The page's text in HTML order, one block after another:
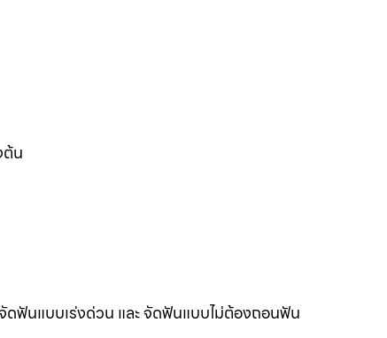
ต้น
ดฟันแบบเร่งด่วน และ จัดฟันแบบไม่ต้องถอนฟัน